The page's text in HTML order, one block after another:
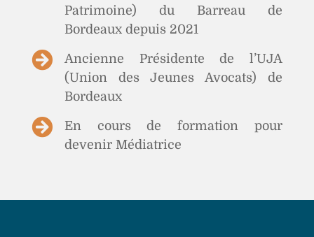
Patrimoine) du Barreau de
Bordeaux depuis 2021

Ancienne Présidente de l’UJA
(Union des Jeunes Avocats) de
Bordeaux

En cours de formation pour
devenir Médiatrice